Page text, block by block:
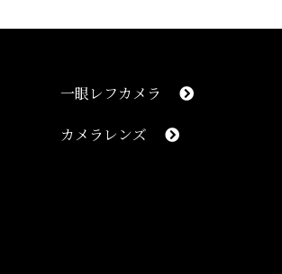
一眼レフカメラ
カメラレンズ